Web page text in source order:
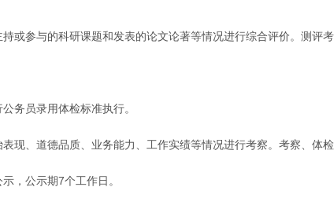
或参与的科研课题和发表的论文论著等情况进行综合评价。测评
务员录用体检标准执行。
现、道德品质、业务能力、工作实绩等情况进行考察。考察、体
，公示期7个工作日。